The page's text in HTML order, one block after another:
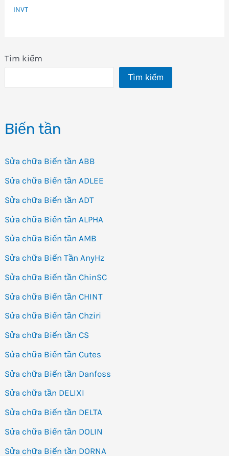
Tìm kiếm
Tìm kiếm
Biến tần
Sửa chữa Biến tần ABB
Sửa chữa Biến tần ADLEE
Sửa chữa Biến tần ADT
Sửa chữa Biến tần ALPHA
Sửa chữa Biến tần AMB
Sửa chữa Biến Tần AnyHz
Sửa chữa Biến tần ChinSC
Sửa chữa Biến tần CHINT
Sửa chữa Biến tần Chziri
Sửa chữa Biến tần CS
Sửa chữa Biến tần Cutes
Sửa chữa Biến tần Danfoss
Sửa chữa tần DELIXI
Sửa chữa Biến tần DELTA
Sửa chữa Biến tần DOLIN
Sửa chữa Biến tần DORNA
INVT